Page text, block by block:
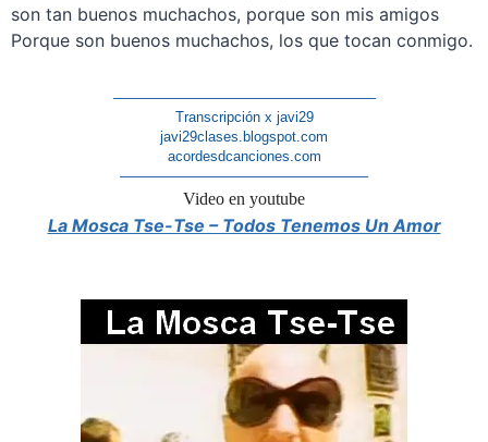
son tan buenos muchachos, porque son mis amigos
Porque son buenos muchachos, los que tocan conmigo.
——————————————————–
Transcripción x javi29
javi29clases.blogspot.com
acordesdcanciones.com
—————————————————–
Video en youtube
La Mosca Tse-Tse – Todos Tenemos Un Amor